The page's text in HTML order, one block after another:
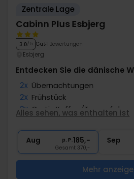
Zentrale Lage
Cabinn Plus Esbjerg
3.0/ 5 Gut 1 Bewertungen
Esbjerg
Entdecken Sie die dänische
2x Übernachtungen
2x Frühstück
2x Gratis Kaffee/Tee auf dem
2x Gratis Internet
Alles sehen, was enthalten ist
Aug p. P.185,-
Gesamt 370,-
Sep
Mehr